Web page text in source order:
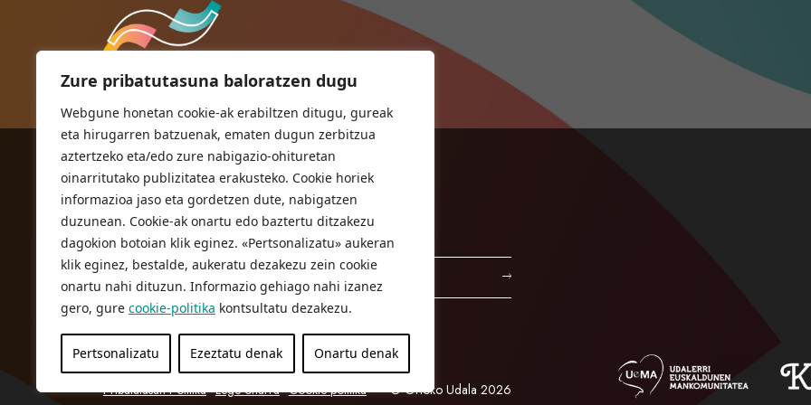
Zure pribatutasuna baloratzen dugu
Webgune honetan cookie-ak erabiltzen ditugu, gureak
eta hirugarren batzuenak, ematen dugun zerbitzua
aztertzeko eta/edo zure nabigazio-ohituretan
oinarritutako publizitatea erakusteko. Cookie horiek
informazioa jaso eta gordetzen dute, nabigatzen
duzunean. Cookie-ak onartu edo baztertu ditzakezu
dagokion botoian klik eginez. «Pertsonalizatu» aukeran
klik eginez, bestalde, aukeratu dezakezu zein cookie
onartu nahi dituzun. Informazio gehiago nahi izanez
gero, gure cookie-politika kontsultatu dezakezu.
Pertsonalizatu Ezeztatu denak Onartu denak
ORIOKO UDALA
Herriko plaza,1
20810 Orio (Gipuzkoa)
T. 943 83 03 46
bulegoak@orio.eus
Pribatutasun Politika Lege oharra Cookie politika © Orioko Udala 2026